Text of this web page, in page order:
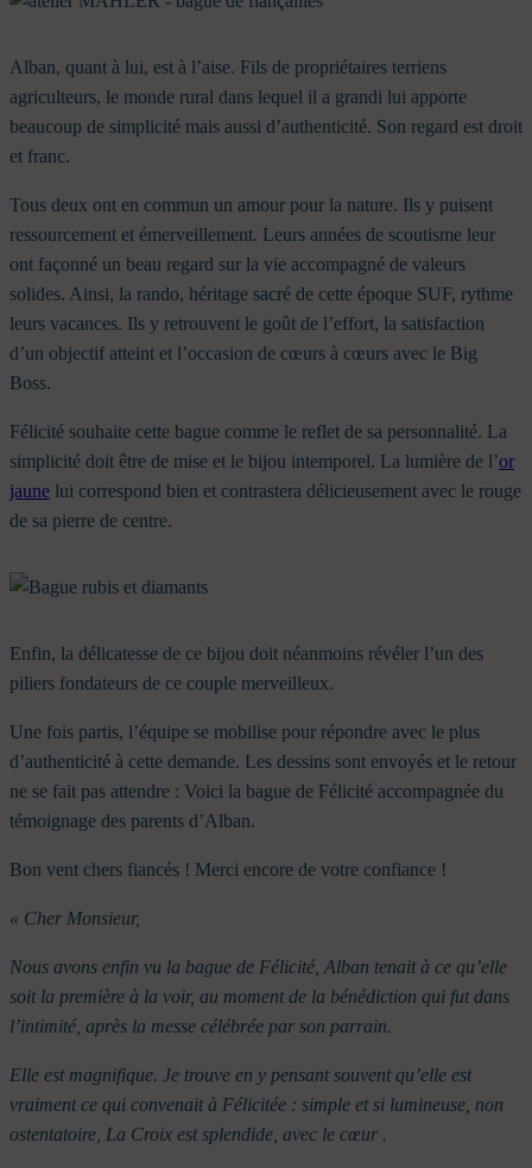
Alban, quant à lui, est à l’aise. Fils de propriétaires terriens
agriculteurs, le monde rural dans lequel il a grandi lui apporte
beaucoup de simplicité mais aussi d’authenticité. Son regard est droit
et franc.
Tous deux ont en commun un amour pour la nature. Ils y puisent
ressourcement et émerveillement. Leurs années de scoutisme leur
ont façonné un beau regard sur la vie accompagné de valeurs
solides. Ainsi, la rando, héritage sacré de cette époque SUF, rythme
leurs vacances. Ils y retrouvent le goût de l’effort, la satisfaction
d’un objectif atteint et l’occasion de cœurs à cœurs avec le Big
Boss.
Félicité souhaite cette bague comme le reflet de sa personnalité. La
simplicité doit être de mise et le bijou intemporel. La lumière de l’or
jaune lui correspond bien et contrastera délicieusement avec le rouge
de sa pierre de centre.
Enfin, la délicatesse de ce bijou doit néanmoins révéler l’un des
piliers fondateurs de ce couple merveilleux.
Une fois partis, l’équipe se mobilise pour répondre avec le plus
d’authenticité à cette demande. Les dessins sont envoyés et le retour
ne se fait pas attendre : Voici la bague de Félicité accompagnée du
témoignage des parents d’Alban.
Bon vent chers fiancés ! Merci encore de votre confiance !
« Cher Monsieur,
Nous avons enfin vu la bague de Félicité, Alban tenait à ce qu’elle
soit la première à la voir, au moment de la bénédiction qui fut dans
l’intimité, après la messe célébrée par son parrain.
Elle est magnifique. Je trouve en y pensant souvent qu’elle est
vraiment ce qui convenait à Félicitée : simple et si lumineuse, non
ostentatoire, La Croix est splendide, avec le cœur .